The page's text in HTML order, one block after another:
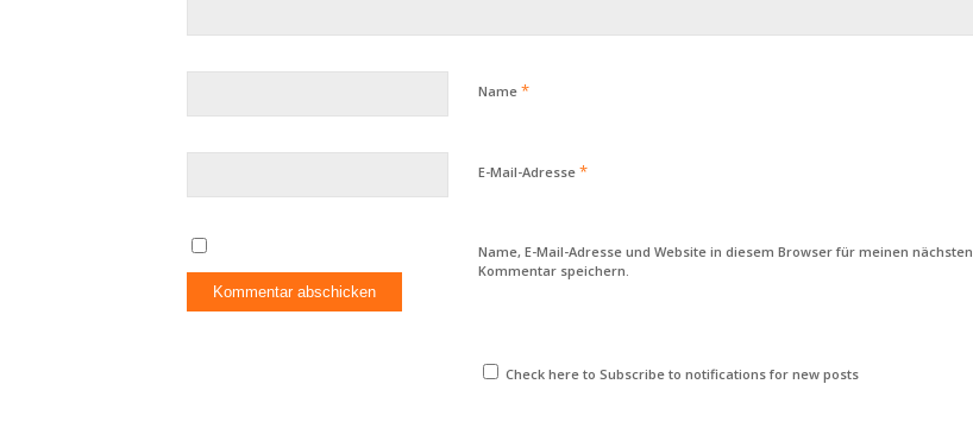
Name *
E-Mail-Adresse *
Name, E-Mail-Adresse und Website in diesem Browser für meinen nächsten
Kommentar speichern.
Check here to Subscribe to notifications for new posts